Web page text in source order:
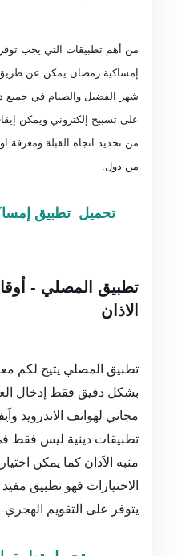
من أهم تطبيقات التي يجب
إمساكية رمضان يمكن عن
شهر الفضيل والصيام في جميع
على تسبيح إلكتروني ويمكن
من تحديد اتجاه القبلة
من دول.
تحميل تطبيق
تطبيق المصلي -
الاذان
تطبيق المصلي يتيح لكم
بشكل دقيق فقط إدخال
مجاني لهواتف الاندرويد
تطبيقات دينية ليس فقط
منبه الاَدان كما يمكن
الاختيارات فهو تطبيق
يتوفر على التقويم الهجري